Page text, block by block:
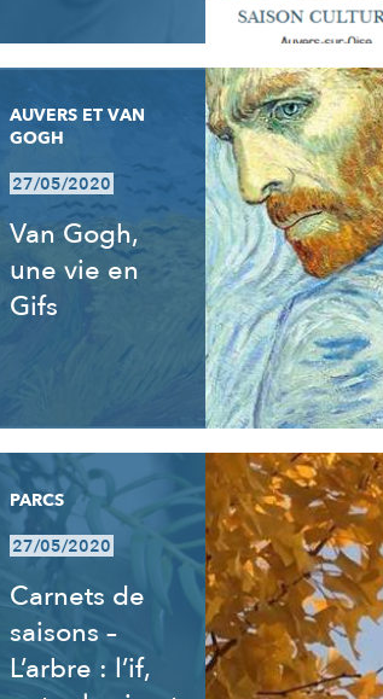
AUVERS ET VAN
GOGH
27/05/2020
Van Gogh,
une vie en
Gifs
PARCS
27/05/2020
Carnets de
saisons –
L’arbre : l’if,